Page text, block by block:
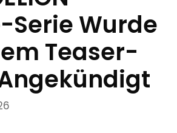
Serie Wurde
Teaser-